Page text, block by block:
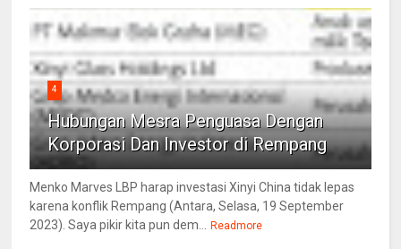
4
Hubungan Mesra Penguasa Dengan
Korporasi Dan Investor di Rempang
Menko Marves LBP harap investasi Xinyi China tidak lepas
karena konflik Rempang (Antara, Selasa, 19 September
2023). Saya pikir kita pun dem... Readmore